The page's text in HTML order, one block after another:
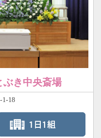
ぶき中央斎場
1-18